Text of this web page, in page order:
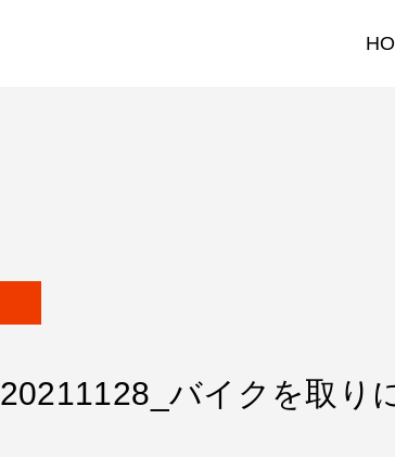
20211128_バイクを取り